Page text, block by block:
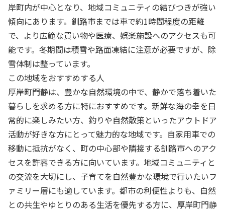
岸町内が中心となり、地域コミュニティの結びつきが強い
傾向にあります。釧路市までは車で約1時間程度の距離
で、より広範な買い物や医療、娯楽施設へのアクセスも可
能です。冬期間は積雪や路面凍結に注意が必要ですが、除
雪体制は整っています。
この地域をおすすめする人
厚岸町門静は、豊かな自然環境の中で、静かで落ち着いた
暮らしを求める方に特におすすめです。新鮮な海の幸を日
常的に楽しみたい方、釣りや自然散策といったアウトドア
活動が好きな方にとって魅力的な地域です。自家用車での
移動に抵抗がなく、町の中心部や隣接する釧路市へのアク
セスを許容できる方に向いています。地域コミュニティと
の交流を大切にし、子育てを自然豊かな環境で行いたいフ
ァミリー層にも適しています。都市の利便性よりも、自然
との共生やゆとりのある生活を優先する方に、厚岸町門静